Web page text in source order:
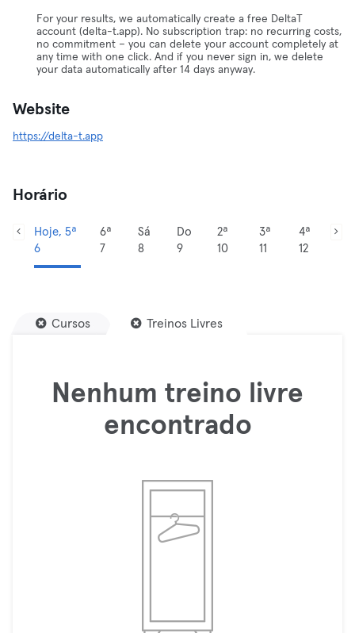
For your results, we automatically create a free DeltaT
account (delta-t.app). No subscription trap: no recurring costs,
no commitment – you can delete your account completely at
any time with one click. And if you never sign in, we delete
your data automatically after 14 days anyway.
Website
https://delta-t.app
Horário
Hoje, 5ª
6
6ª
7
Sá
8
Do
9
2ª
10
3ª
11
4ª
12
Cursos Treinos Livres
Nenhum treino livre
encontrado